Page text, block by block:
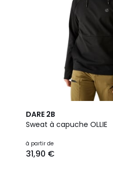
DARE 2B
Sweat à capuche OLLIE
à partir de
31,90 €
4
Couleurs